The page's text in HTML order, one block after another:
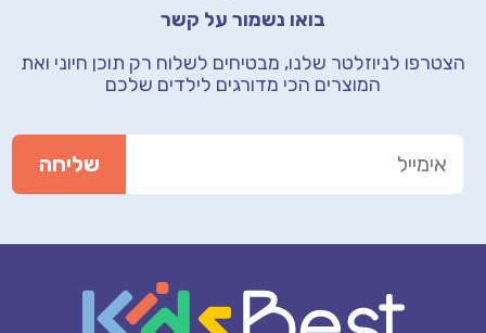
בואו נשמור על קשר
הצטרפו לניוזלטר שלנו, מבטיחים לשלוח רק תוכן חיוני ואת
המוצרים הכי מדורגים לילדים שלכם